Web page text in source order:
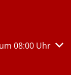
08:00 Uhr